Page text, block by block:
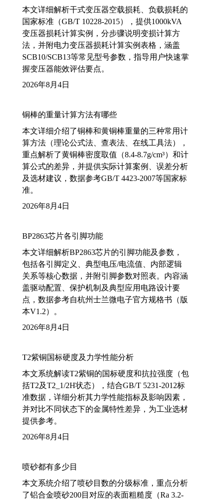
本文详细解析干式变压器空载损耗、负载损耗的
国家标准（GB/T 10228-2015），提供1000kVA
变压器损耗计算实例，分步骤说明变损计算方
法，并附电力变压器损耗计算实例表格，涵盖
SCB10/SCB13等常见型号参数，指导用户快速掌
握变压器能效评估要点。
2026年8月4日
铜棒的重量计算方法有哪些
本文详细介绍了铜棒和黄铜棒重量的三种常用计
算方法（理论公式法、查表法、在线工具法），
重点解析了黄铜棒密度取值（8.4-8.7g/cm³）和计
算公式的差异，并提供实际计算案例、误差分析
及选材建议，数据参考GB/T 4423-2007等国家标
准。
2026年8月4日
BP2863芯片各引脚功能
本文详细解析BP2863芯片的引脚功能及参数，
包括各引脚定义、典型电压/电流值、内部逻辑
关系等核心数据，并附引脚参数对照表。内容涵
盖驱动配置、保护机制及典型应用电路设计要
点，数据参考自杭州士兰微电子官方规格书（版
本V1.2）。
2026年8月4日
T2紫铜国标硬度及力学性能分析
本文系统解读T2紫铜的国标硬度和抗拉强度（包
括T2及T2_1/2H状态），结合GB/T 5231-2012标
准数据，详细分析其力学性能指标及影响因素，
并对比不同状态下的金属特性差异，为工业选材
提供参考。
2026年8月4日
喷砂都有多少目
本文系统介绍了喷砂目数的分级标准，重点分析
了铝合金喷砂200目对应的表面粗糙度（Ra 3.2-